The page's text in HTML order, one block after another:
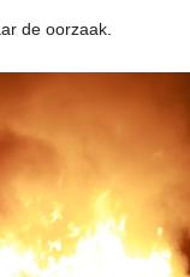
de oorzaak.